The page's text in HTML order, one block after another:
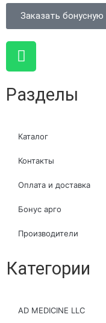
Заказать бонусную
Разделы
Каталог
Контакты
Оплата и доставка
Бонус арго
Производители
Категории
AD MEDICINE LLC